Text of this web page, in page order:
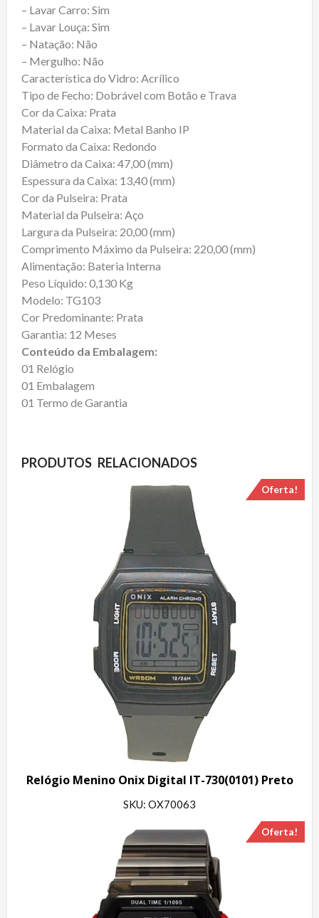
– Lavar Carro: Sim
– Lavar Louça: Sim
– Natação: Não
– Mergulho: Não
Característica do Vidro: Acrílico
Tipo de Fecho: Dobrável com Botão e Trava
Cor da Caixa: Prata
Material da Caixa: Metal Banho IP
Formato da Caixa: Redondo
Diâmetro da Caixa: 47,00 (mm)
Espessura da Caixa: 13,40 (mm)
Cor da Pulseira: Prata
Material da Pulseira: Aço
Largura da Pulseira: 20,00 (mm)
Comprimento Máximo da Pulseira: 220,00 (mm)
Alimentação: Bateria Interna
Peso Líquido: 0,130 Kg
Modelo: TG103
Cor Predominante: Prata
Garantia: 12 Meses
Conteúdo da Embalagem:
01 Relógio
01 Embalagem
01 Termo de Garantia
PRODUTOS RELACIONADOS
Oferta!
Relógio Menino Onix Digital IT-730(0101) Preto
SKU: OX70063
Oferta!